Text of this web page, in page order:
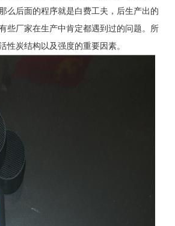
么后面的程序就是白费工夫，后生产出的
些厂家在生产中肯定都遇到过的问题。所
性炭结构以及强度的重要因素。